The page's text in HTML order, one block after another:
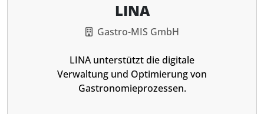
LINA
Gastro-MIS GmbH
LINA unterstützt die digitale
Verwaltung und Optimierung von
Gastronomieprozessen.